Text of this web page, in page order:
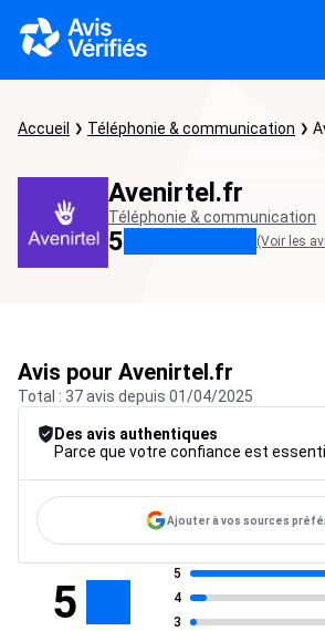
Accueil Téléphonie & communication
Avenirtel.fr
Téléphonie & communication
5 (Voir les
Avis pour Avenirtel.fr
Total : 37 avis depuis 01/04/2025
Des avis authentiques
Ajouter à vos sources
5
5
4
3